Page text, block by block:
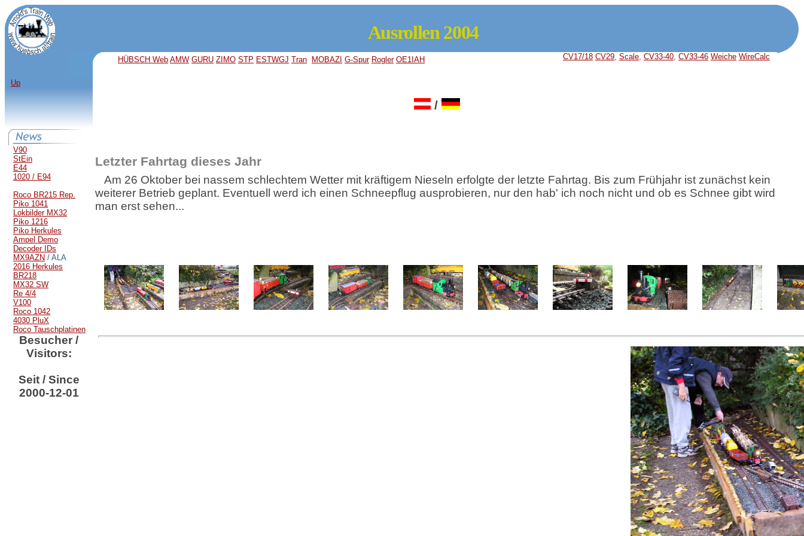
Ausrollen 2004
HÜBSCH Web AMW GURU ZIMO STP ESTWGJ Tran MOBAZI G-Spur Rogler OE1IAH CV17/18 CV29, Scale, CV33-40, CV33-46 Weiche WireCalc
Up
V90
StEin
E44
1020 / E94
Roco BR215 Rep.
Piko 1041
Lokbilder MX32
Piko 1216
Piko Herkules
Ampel Demo
Decoder IDs
MX9AZN / ALA
2016 Herkules
BR218
MX32 SW
Re 4/4
V100
Roco 1042
4030 PluX
Roco Tauschplatinen
Besucher /
Visitors:
Seit / Since
2000-12-01
/
Letzter Fahrtag dieses Jahr
Am 26 Oktober bei nassem schlechtem Wetter mit kräftigem Nieseln erfolgte der letzte Fahrtag. Bis zum Frühjahr ist zunächst kein
weiterer Betrieb geplant. Eventuell werd ich einen Schneepflug ausprobieren, nur den hab' ich noch nicht und ob es Schnee gibt wird
man erst sehen...